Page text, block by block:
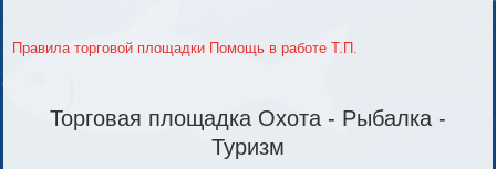
Правила торговой площадки Помощь в работе Т.П.
Торговая площадка Охота - Рыбалка -
Туризм